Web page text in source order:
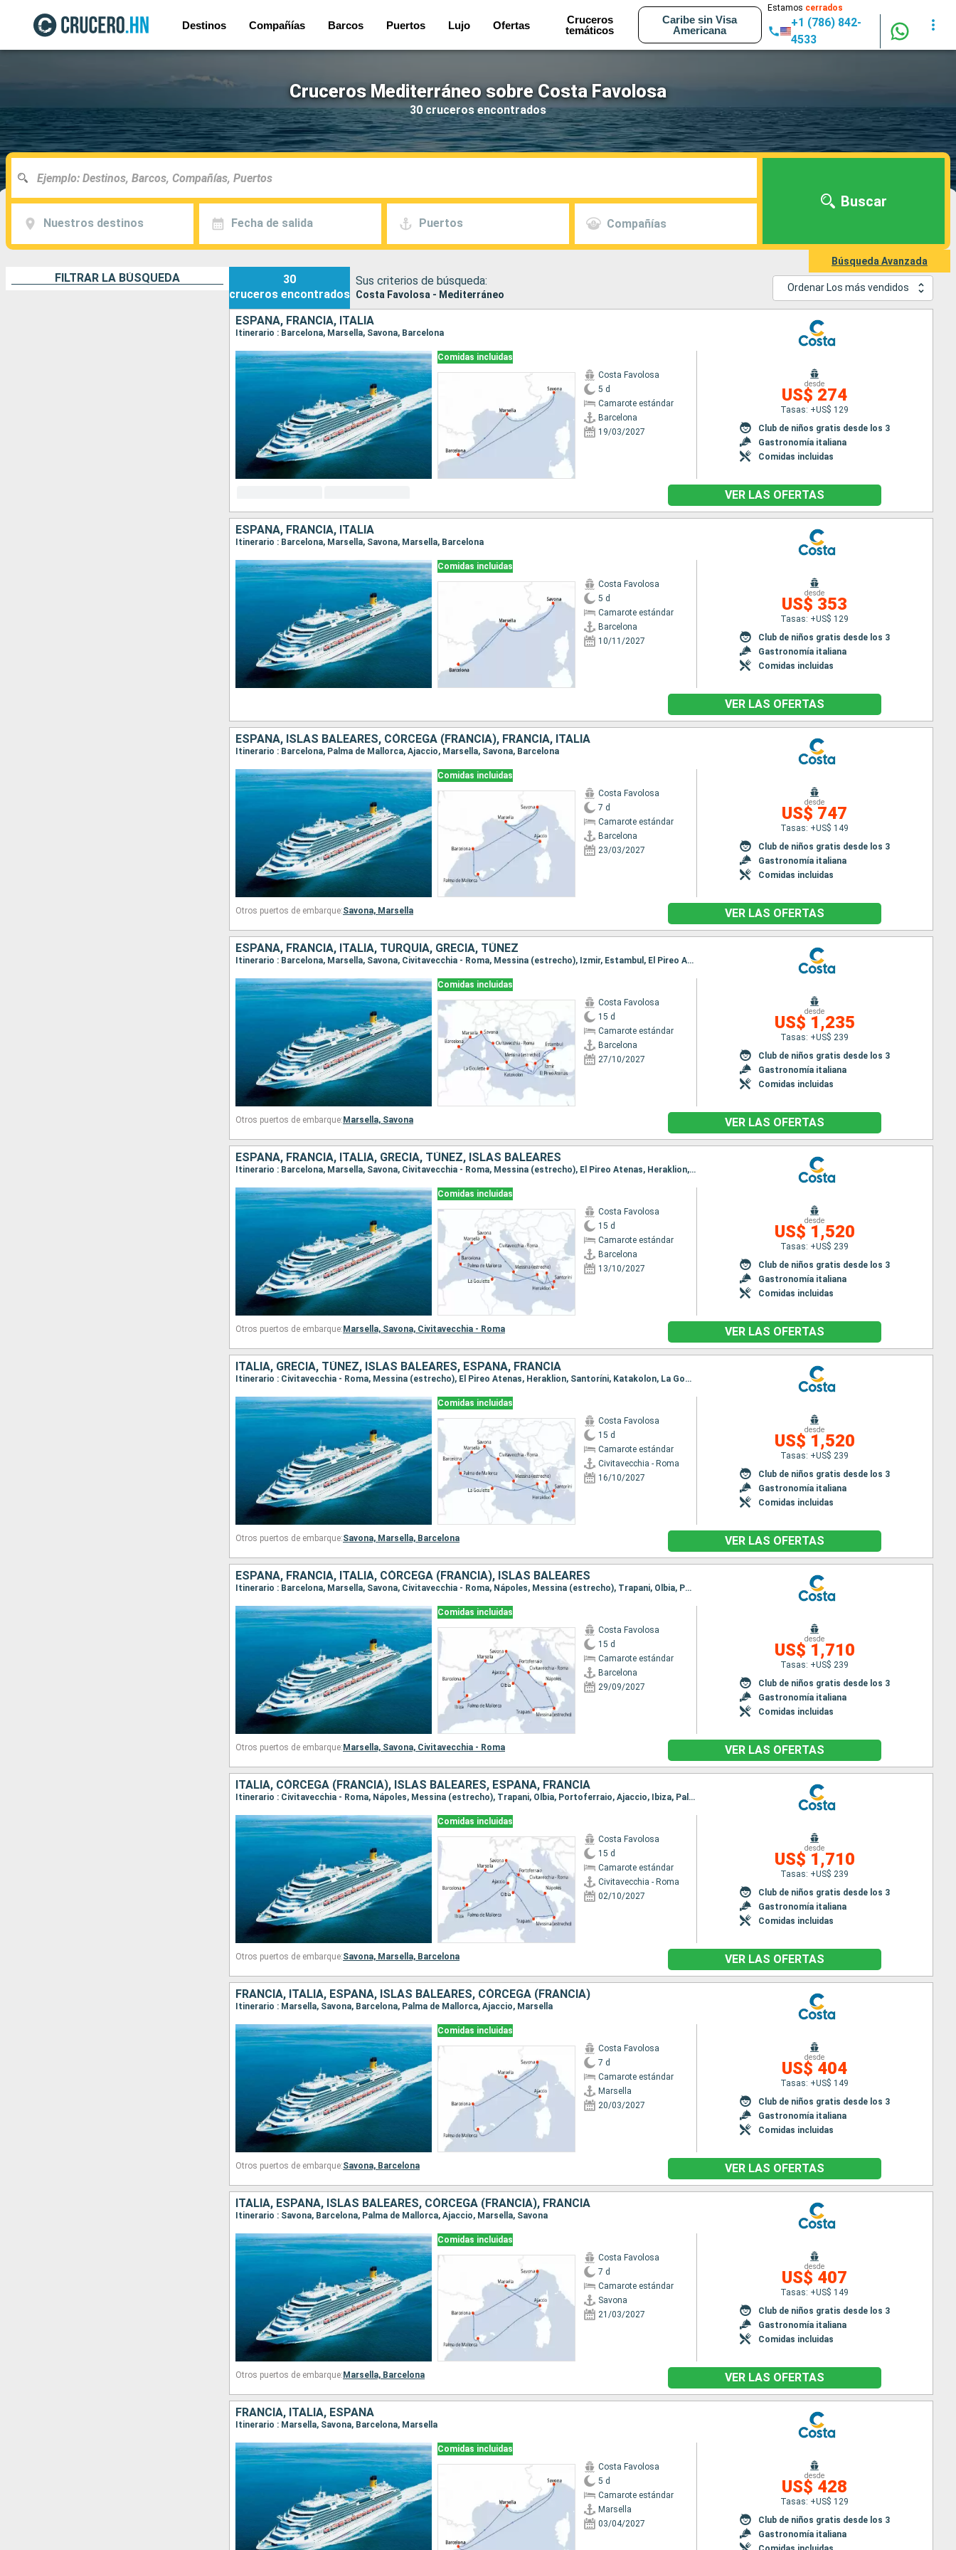
Destinos Compañías Barcos Puertos Lujo Ofertas
Cruceros
temáticos
Caribe sin Visa
Americana
Estamos cerrados
+1 (786) 842-
4533
Cruceros Mediterráneo sobre Costa Favolosa
30 cruceros encontrados
Nuestros destinos Fecha de salida Puertos Compañías
Buscar
Búsqueda Avanzada
FILTRAR LA BÚSQUEDA
30
cruceros encontrados
Sus criterios de búsqueda:
Costa Favolosa - Mediterráneo
Ordenar Los más vendidos
ESPAÑA, FRANCIA, ITALIA
Itinerario : Barcelona, Marsella, Savona, Barcelona
Comidas incluidas
Costa Favolosa
5 d
Camarote estándar
Barcelona
19/03/2027
desde
US$ 274
Tasas: +US$ 129
Club de niños gratis desde los 3
Gastronomía italiana
Comidas incluidas
VER LAS OFERTAS
ESPAÑA, FRANCIA, ITALIA
Itinerario : Barcelona, Marsella, Savona, Marsella, Barcelona
Comidas incluidas
Costa Favolosa
5 d
Camarote estándar
Barcelona
10/11/2027
desde
US$ 353
Tasas: +US$ 129
Club de niños gratis desde los 3
Gastronomía italiana
Comidas incluidas
VER LAS OFERTAS
ESPAÑA, ISLAS BALEARES, CÓRCEGA (FRANCIA), FRANCIA, ITALIA
Itinerario : Barcelona, Palma de Mallorca, Ajaccio, Marsella, Savona, Barcelona
Comidas incluidas
Costa Favolosa
7 d
Camarote estándar
Barcelona
23/03/2027
desde
US$ 747
Tasas: +US$ 149
Club de niños gratis desde los 3
Gastronomía italiana
Comidas incluidas
Otros puertos de embarque:Savona, Marsella VER LAS OFERTAS
ESPAÑA, FRANCIA, ITALIA, TURQUÍA, GRECIA, TÚNEZ
Itinerario : Barcelona, Marsella, Savona, Civitavecchia - Roma, Messina (estrecho), Izmir, Estambul, El Pireo Atenas, Katakolon, La Goulette, Barcelona
Comidas incluidas
Costa Favolosa
15 d
Camarote estándar
Barcelona
27/10/2027
desde
US$ 1,235
Tasas: +US$ 239
Club de niños gratis desde los 3
Gastronomía italiana
Comidas incluidas
Otros puertos de embarque: Marsella, Savona VER LAS OFERTAS
ESPAÑA, FRANCIA, ITALIA, GRECIA, TÚNEZ, ISLAS BALEARES
Itinerario : Barcelona, Marsella, Savona, Civitavecchia - Roma, Messina (estrecho), El Pireo Atenas, Heraklion, Santoríni, Katakolon, La Goulette, Palma de Mallorca, Barcelona
Comidas incluidas
Costa Favolosa
15 d
Camarote estándar
Barcelona
13/10/2027
desde
US$ 1,520
Tasas: +US$ 239
Club de niños gratis desde los 3
Gastronomía italiana
Comidas incluidas
Otros puertos de embarque: Marsella, Savona, Civitavecchia - Roma VER LAS OFERTAS
ITALIA, GRECIA, TÚNEZ, ISLAS BALEARES, ESPAÑA, FRANCIA
Itinerario : Civitavecchia - Roma, Messina (estrecho), El Pireo Atenas, Heraklion, Santoríni, Katakolon, La Goulette, Palma de Mallorca, Barcelona, Marsella, Savona, Civitavecchia - Roma
Comidas incluidas
Costa Favolosa
15 d
Camarote estándar
Civitavecchia - Roma
16/10/2027
desde
US$ 1,520
Tasas: +US$ 239
Club de niños gratis desde los 3
Gastronomía italiana
Comidas incluidas
Otros puertos de embarque:Savona, Marsella, Barcelona VER LAS OFERTAS
ESPAÑA, FRANCIA, ITALIA, CÓRCEGA (FRANCIA), ISLAS BALEARES
Itinerario : Barcelona, Marsella, Savona, Civitavecchia - Roma, Nápoles, Messina (estrecho), Trapani, Olbia, Portoferraio, Ajaccio, Ibiza, Palma de Mallorca, Barcelona
Comidas incluidas
Costa Favolosa
15 d
Camarote estándar
Barcelona
29/09/2027
desde
US$ 1,710
Tasas: +US$ 239
Club de niños gratis desde los 3
Gastronomía italiana
Comidas incluidas
Otros puertos de embarque: Marsella, Savona, Civitavecchia - Roma VER LAS OFERTAS
ITALIA, CÓRCEGA (FRANCIA), ISLAS BALEARES, ESPAÑA, FRANCIA
Itinerario : Civitavecchia - Roma, Nápoles, Messina (estrecho), Trapani, Olbia, Portoferraio, Ajaccio, Ibiza, Palma de Mallorca, Barcelona, Marsella, Savona, Civitavecchia - Roma
Comidas incluidas
Costa Favolosa
15 d
Camarote estándar
Civitavecchia - Roma
02/10/2027
desde
US$ 1,710
Tasas: +US$ 239
Club de niños gratis desde los 3
Gastronomía italiana
Comidas incluidas
Otros puertos de embarque:Savona, Marsella, Barcelona VER LAS OFERTAS
FRANCIA, ITALIA, ESPAÑA, ISLAS BALEARES, CÓRCEGA (FRANCIA)
Itinerario : Marsella, Savona, Barcelona, Palma de Mallorca, Ajaccio, Marsella
Comidas incluidas
Costa Favolosa
7 d
Camarote estándar
Marsella
20/03/2027
desde
US$ 404
Tasas: +US$ 149
Club de niños gratis desde los 3
Gastronomía italiana
Comidas incluidas
Otros puertos de embarque:Savona, Barcelona VER LAS OFERTAS
ITALIA, ESPAÑA, ISLAS BALEARES, CÓRCEGA (FRANCIA), FRANCIA
Itinerario : Savona, Barcelona, Palma de Mallorca, Ajaccio, Marsella, Savona
Comidas incluidas
Costa Favolosa
7 d
Camarote estándar
Savona
21/03/2027
desde
US$ 407
Tasas: +US$ 149
Club de niños gratis desde los 3
Gastronomía italiana
Comidas incluidas
Otros puertos de embarque: Marsella, Barcelona VER LAS OFERTAS
FRANCIA, ITALIA, ESPAÑA
Itinerario : Marsella, Savona, Barcelona, Marsella
Comidas incluidas
Costa Favolosa
5 d
Camarote estándar
Marsella
03/04/2027
desde
US$ 428
Tasas: +US$ 129
Club de niños gratis desde los 3
Gastronomía italiana